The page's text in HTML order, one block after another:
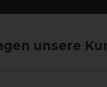
unsere